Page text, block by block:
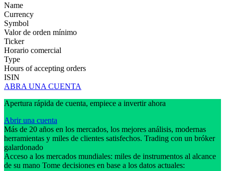
Name
Currency
Symbol
Valor de orden mínimo
Ticker
Horario comercial
Type
Hours of accepting orders
ISIN
ABRA UNA CUENTA
Apertura rápida de cuenta, empiece a invertir ahora
Abrir una cuenta
Más de 20 años en los mercados, los mejores análisis, modernas
herramientas y miles de clientes satisfechos. Trading con un bróker
galardonado
Acceso a los mercados mundiales: miles de instrumentos al alcance
de su mano Tome decisiones en base a los datos actuales: